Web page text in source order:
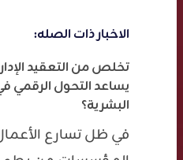
الاخبار ذات الصله:
تخلص من التعقيد
يساعد التحول الرقمي
البشرية؟
في ظل تسارع